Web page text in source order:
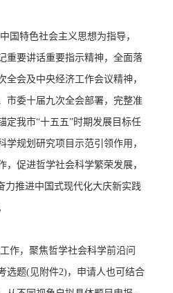
国特色社会主义思想为指导，
重要讲话重要指示精神，全面落
全会及中央经济工作会议精神，
市委十届九次全会部署，完整准
定我市“十五五”时期发展目标任
学规划研究项目示范引领作用，
，促进哲学社会科学繁荣发展，
力推进中国式现代化大庆新实践
作，聚焦哲学社会科学前沿问
选题(见附件2) ，申请人也可结合